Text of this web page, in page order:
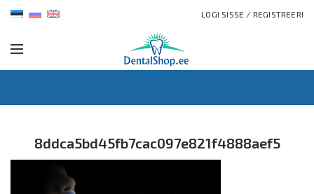
LOGI SISSE / REGISTREERI
8ddca5bd45fb7cac097e821f4888aef5